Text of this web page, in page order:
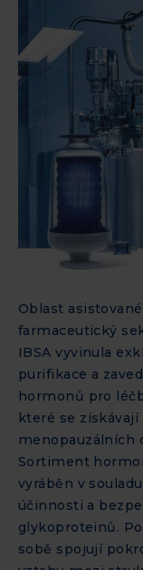
Oblast
farmaceutický
IBSA vyvinula
purifikace a
hormonů pro
které se
menopauzálních
Sortiment
vyráběn v
účinnosti a
glykoproteinů.
sobě spojují